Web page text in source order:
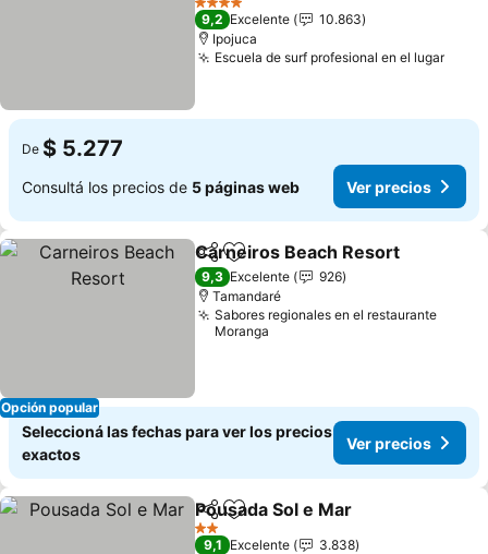
4 Estrellas
9,2 Excelente
10.863
Ipojuca
Escuela de surf profesional en el lugar
De $ 5.277
Consultá los precios de 5 páginas web Ver precios
Opción popular
CompartirAñadir a favoritos
Carneiros Beach Resort
9,3 Excelente
926
Tamandaré
Sabores regionales en el restaurante
Moranga
Seleccioná las fechas para ver los precios
exactos
Ver precios
CompartirAñadir a favoritos
Pousada Sol e Mar
2 Estrellas
9,1 Excelente
3.838